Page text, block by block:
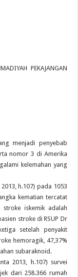
PEKAJANGAN
menjadi penyebab
nomor 3 di Amerika
kelemahan yang
h.107) pada 1053
kematian tercatat
stroke iskemik adalah
stroke di RSUP Dr
setelah penyakit
hemoragik, 47,37%
subaraknoid.
2013, h.107) survei
dari 258.366 rumah